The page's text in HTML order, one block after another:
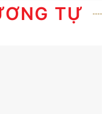
TỰ